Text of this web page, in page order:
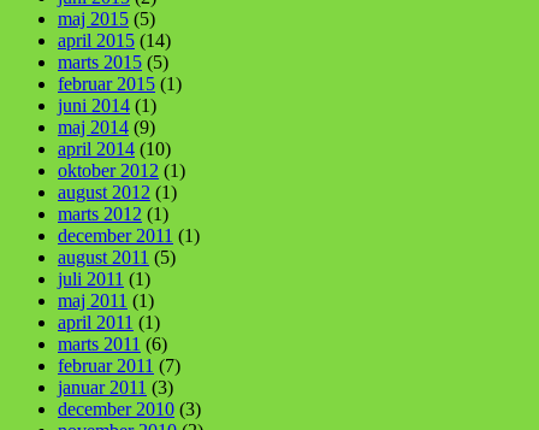
maj 2015 (5)
april 2015 (14)
marts 2015 (5)
februar 2015 (1)
juni 2014 (1)
maj 2014 (9)
april 2014 (10)
oktober 2012 (1)
august 2012 (1)
marts 2012 (1)
december 2011 (1)
august 2011 (5)
juli 2011 (1)
maj 2011 (1)
april 2011 (1)
marts 2011 (6)
februar 2011 (7)
januar 2011 (3)
december 2010 (3)